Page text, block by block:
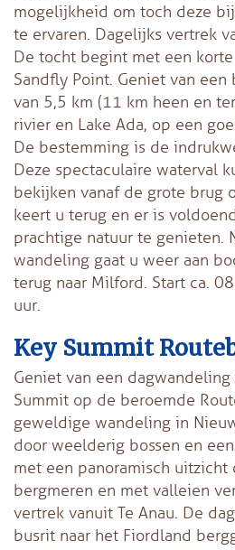
mogelijkheid om toch deze
te ervaren. Dagelijks vertrek
De tocht begint met een
Sandfly Point. Geniet van
van 5,5 km (11 km heen en
rivier en Lake Ada, op een
De bestemming is de
Deze spectaculaire waterval
bekijken vanaf de grote brug
keert u terug en er is
prachtige natuur te genieten.
wandeling gaat u weer aan
terug naar Milford. Start ca.
uur.
Key Summit
Geniet van een dagwandeling
Summit op de beroemde
geweldige wandeling in
door weelderig bossen en
met een panoramisch uitzicht
bergmeren en met valleien
vertrek vanuit Te Anau. De
busrit naar het Fiordland